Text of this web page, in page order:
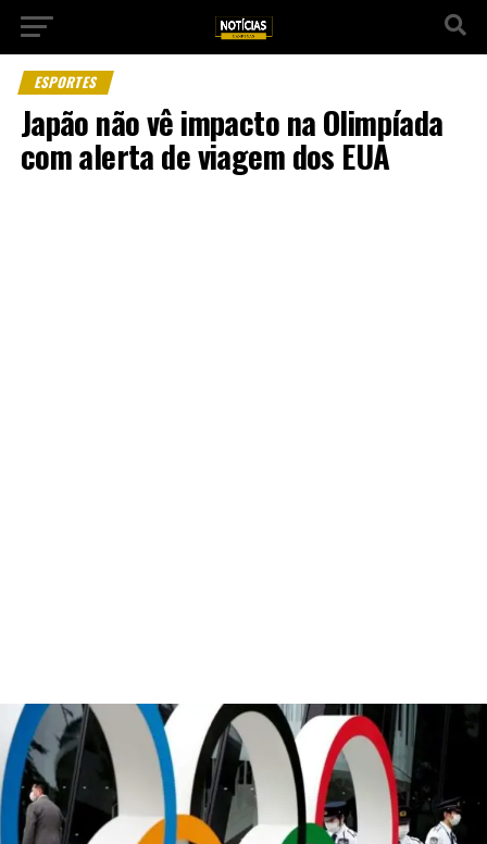
ESPORTES
Japão não vê impacto na Olimpíada
com alerta de viagem dos EUA